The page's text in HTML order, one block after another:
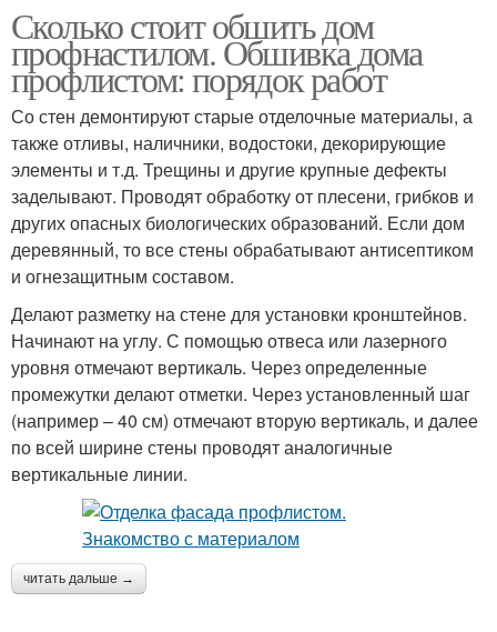
Сколько стоит обшить дом
профнастилом. Обшивка дома
профлистом: порядок работ
Со стен демонтируют старые отделочные материалы, а
также отливы, наличники, водостоки, декорирующие
элементы и т.д. Трещины и другие крупные дефекты
заделывают. Проводят обработку от плесени, грибков и
других опасных биологических образований. Если дом
деревянный, то все стены обрабатывают антисептиком
и огнезащитным составом.
Делают разметку на стене для установки кронштейнов.
Начинают на углу. С помощью отвеса или лазерного
уровня отмечают вертикаль. Через определенные
промежутки делают отметки. Через установленный шаг
(например – 40 см) отмечают вторую вертикаль, и далее
по всей ширине стены проводят аналогичные
вертикальные линии.
читать дальше →